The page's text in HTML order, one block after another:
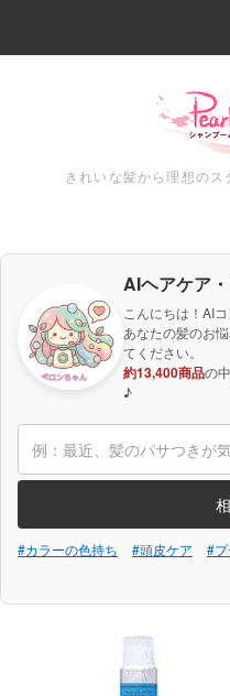
きれいな髪から理想の
AIヘアケア
こんにちは！AI
あなたの髪のお
てください。
約13,400商品の
♪
#カラーの色持ち #頭皮ケア #プ